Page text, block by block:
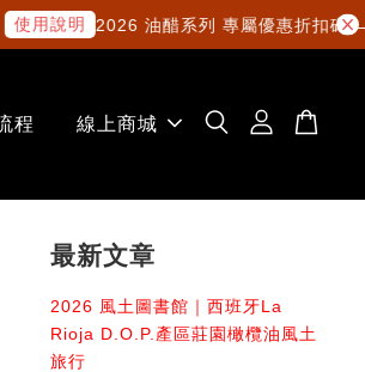
使用說明 2026 油醋系列 專屬優惠折扣碼 →
程 線上商城
最新文章
2026 風土圖書館｜西班牙La
Rioja D.O.P.產區莊園橄欖油風土
旅行